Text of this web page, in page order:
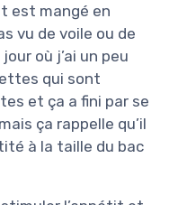
est mangé en
vu de voile ou de
où j’ai un peu
qui sont
et ça a fini par se
ça rappelle qu’il
à la taille du bac